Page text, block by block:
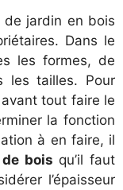
de jardin en bois
Dans le
les formes, de
les tailles. Pour
tout faire le
la fonction
à en faire, il
bois qu’il faut
l’épaisseur